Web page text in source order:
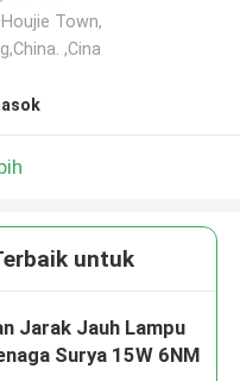
Town,
,Cina
untuk
Jarak Jauh Lampu
Surya 15W 6NM